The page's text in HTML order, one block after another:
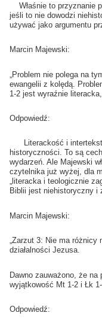
Właśnie to przyznanie
jeśli to nie dowodzi
używać jako argumentu
Marcin Majewski:
„Problem nie polega na
ewangelii z kolędą.
1-2 jest wyraźnie
Odpowiedź:
Literackość i
historyczności. To są
wydarzeń. Ale Majewski
czytelnika już wyżej, dla
„literacka i teologicznie
Biblii jest niehistoryczny i
Marcin Majewski:
„Zarzut 3: Nie ma różnicy
działalności Jezusa.
Dawno zauważono, że
wyjątkowość Mt 1-2 i Łk
Odpowiedź: